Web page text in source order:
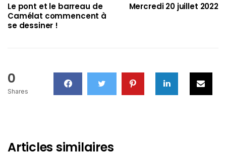
Le pont et le barreau de
Camélat commencent à
se dessiner !
Mercredi 20 juillet 2022
0
Shares
Articles similaires